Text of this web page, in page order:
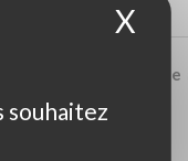
souhaitez
X